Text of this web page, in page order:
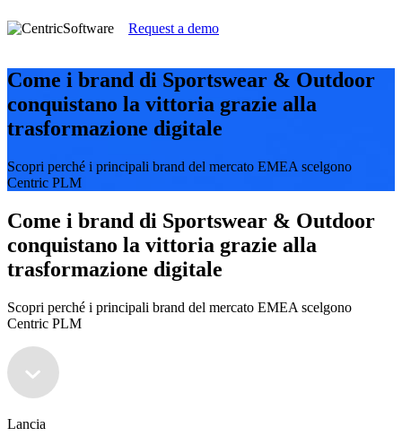
Request a demo
Come i brand di Sportswear & Outdoor
conquistano la vittoria grazie alla
trasformazione digitale
Scopri perché i principali brand del mercato EMEA scelgono
Centric PLM
Come i brand di Sportswear & Outdoor
conquistano la vittoria grazie alla
trasformazione digitale
Scopri perché i principali brand del mercato EMEA scelgono
Centric PLM
Lancia